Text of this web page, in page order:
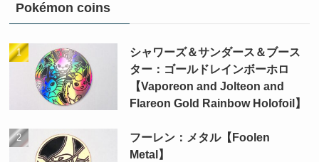
Pokémon coins
シャワーズ＆サンダース＆ブース
ター：ゴールドレインボーホロ
【Vaporeon and Jolteon and
Flareon Gold Rainbow Holofoil】
フーレン：メタル【Foolen
Metal】